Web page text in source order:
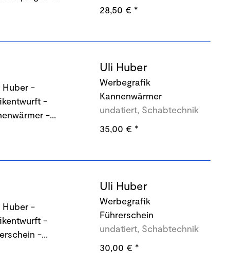
28,50 € *
Uli Huber
Werbegrafik
Kannenwärmer
undatiert, Schabtechnik
35,00 € *
Uli Huber
Werbegrafik
Führerschein
undatiert, Schabtechnik
30,00 € *